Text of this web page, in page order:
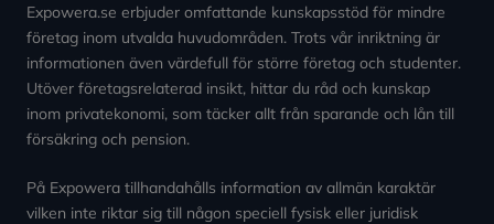
Expowera.se erbjuder omfattande kunskapsstöd för mindre
företag inom utvalda huvudområden. Trots vår inriktning är
informationen även värdefull för större företag och studenter.
Utöver företagsrelaterad insikt, hittar du råd och kunskap
inom privatekonomi, som täcker allt från sparande och lån till
försäkring och pension.
På Expowera tillhandahålls information av allmän karaktär
vilken inte riktar sig till någon speciell fysisk eller juridisk